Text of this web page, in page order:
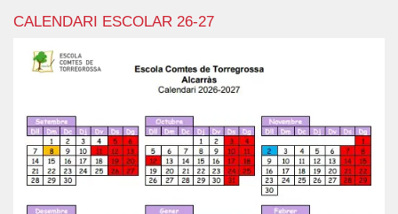
CALENDARI ESCOLAR 26-27